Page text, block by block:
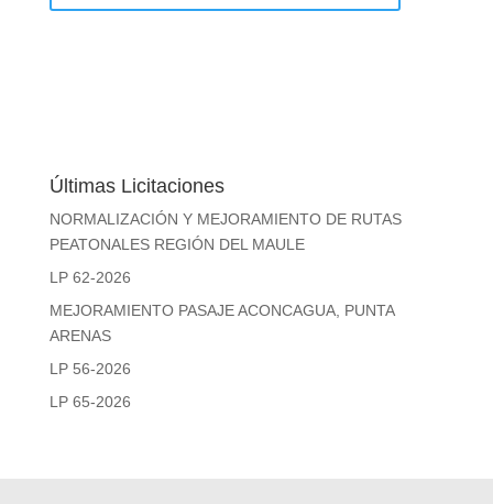
Últimas Licitaciones
NORMALIZACIÓN Y MEJORAMIENTO DE RUTAS
PEATONALES REGIÓN DEL MAULE
LP 62-2026
MEJORAMIENTO PASAJE ACONCAGUA, PUNTA
ARENAS
LP 56-2026
LP 65-2026